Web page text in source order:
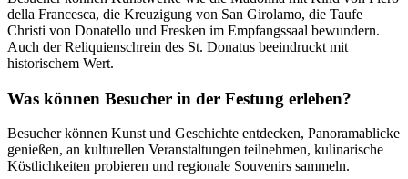
della Francesca, die Kreuzigung von San Girolamo, die Taufe
Christi von Donatello und Fresken im Empfangssaal bewundern.
Auch der Reliquienschrein des St. Donatus beeindruckt mit
historischem Wert.
Was können Besucher in der Festung erleben?
Besucher können Kunst und Geschichte entdecken, Panoramablicke
genießen, an kulturellen Veranstaltungen teilnehmen, kulinarische
Köstlichkeiten probieren und regionale Souvenirs sammeln.